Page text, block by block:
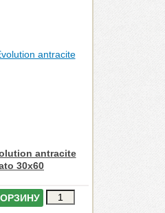
antracite
30x60